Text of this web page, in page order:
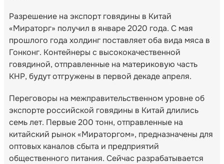
Разрешение на экспорт говядины в Китай
«Мираторг» получил в январе 2020 года. С мая
прошлого года холдинг поставляет оба вида мяса в
Гонконг. Контейнеры с высококачественной
говядиной, отправленные на материковую часть
КНР, будут отгружены в первой декаде апреля.
Переговоры на межправительственном уровне об
экспорте российской говядины в Китай длились
семь лет. Первые 200 тонн, отправленные на
китайский рынок «Мираторгом», предназначены для
оптовых каналов сбыта и предприятий
общественного питания. Сейчас разрабатывается